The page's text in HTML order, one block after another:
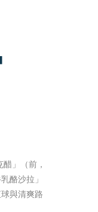
」（前，
酪沙拉」
與清爽路